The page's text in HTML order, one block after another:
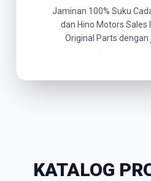
Jaminan 100% Suku
dan Hino Motors Sales
Original Parts dengan
KATALOG